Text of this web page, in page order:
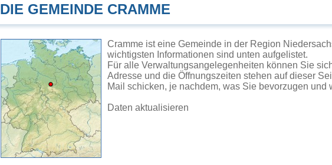
DIE GEMEINDE CRAMME
Cramme ist eine Gemeinde in der Region
wichtigsten Informationen sind unten aufgelistet.
Für alle Verwaltungsangelegenheiten können Sie
Adresse und die Öffnungszeiten stehen auf dieser
Mail schicken, je nachdem, was Sie bevorzugen und
Daten aktualisieren